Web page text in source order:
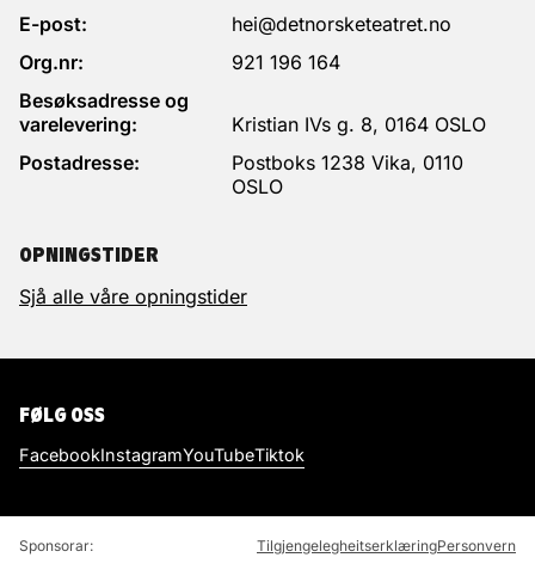
E-post:
hei@detnorsketeatret.no
Org.nr:
921 196 164
Besøksadresse og
varelevering:
Kristian IVs g. 8, 0164 OSLO
Postadresse:
Postboks 1238 Vika, 0110
OSLO
OPNINGSTIDER
Sjå alle våre opningstider
FØLG OSS
FacebookInstagramYouTubeTiktok
Sponsorar: TilgjengelegheitserklæringPersonvern